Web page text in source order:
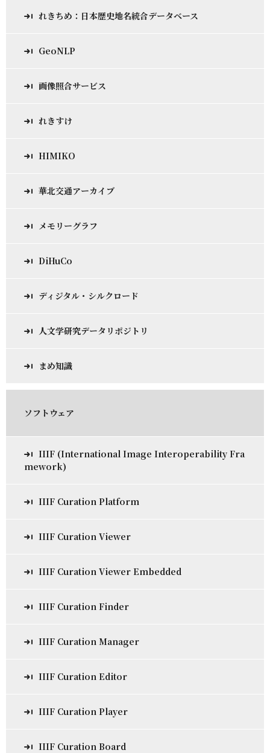
れきちめ：日本歴史地名統合データベース
GeoNLP
画像照合サービス
れきすけ
HIMIKO
華北交通アーカイブ
メモリーグラフ
DiHuCo
ディジタル・シルクロード
人文学研究データリポジトリ
まめ知識
ソフトウェア
IIIF (International Image Interoperability Fra
mework)
IIIF Curation Platform
IIIF Curation Viewer
IIIF Curation Viewer Embedded
IIIF Curation Finder
IIIF Curation Manager
IIIF Curation Editor
IIIF Curation Player
IIIF Curation Board